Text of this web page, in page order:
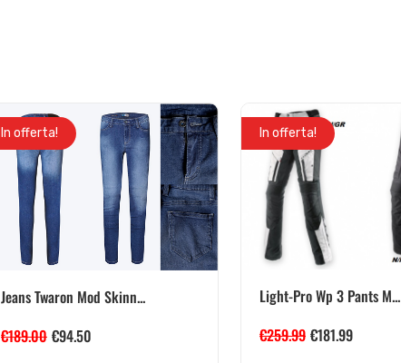
In offerta!
Jeans Twaron Mod Skinn...
€189.00 €94.50
In offerta!
Light-Pro Wp 3 Pants M...
€259.99 €181.99